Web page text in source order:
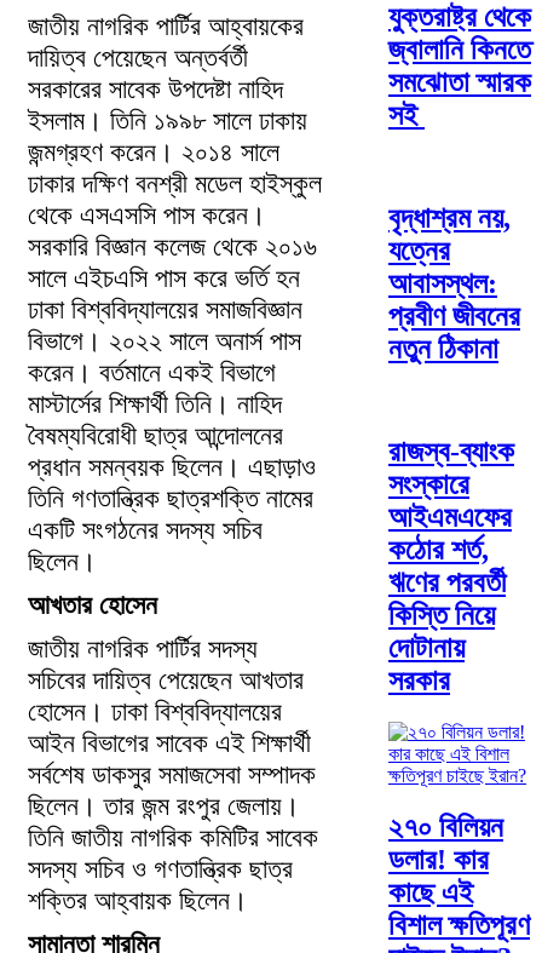
জাতীয় নাগরিক পার্টির আহ্বায়কের
দায়িত্ব পেয়েছেন অন্তর্বর্তী
সরকারের সাবেক উপদেষ্টা নাহিদ
ইসলাম। তিনি ১৯৯৮ সালে ঢাকায়
জন্মগ্রহণ করেন। ২০১৪ সালে
ঢাকার দক্ষিণ বনশ্রী মডেল হাইস্কুল
থেকে এসএসসি পাস করেন।
সরকারি বিজ্ঞান কলেজ থেকে ২০১৬
সালে এইচএসি পাস করে ভর্তি হন
ঢাকা বিশ্ববিদ্যালয়ের সমাজবিজ্ঞান
বিভাগে। ২০২২ সালে অনার্স পাস
করেন। বর্তমানে একই বিভাগে
মাস্টার্সের শিক্ষার্থী তিনি। নাহিদ
বৈষম্যবিরোধী ছাত্র আন্দোলনের
প্রধান সমন্বয়ক ছিলেন। এছাড়াও
তিনি গণতান্ত্রিক ছাত্রশক্তি নামের
একটি সংগঠনের সদস্য সচিব
ছিলেন।
আখতার হোসেন
জাতীয় নাগরিক পার্টির সদস্য
সচিবের দায়িত্ব পেয়েছেন আখতার
হোসেন। ঢাকা বিশ্ববিদ্যালয়ের
আইন বিভাগের সাবেক এই শিক্ষার্থী
সর্বশেষ ডাকসুর সমাজসেবা সম্পাদক
ছিলেন। তার জন্ম রংপুর জেলায়।
তিনি জাতীয় নাগরিক কমিটির সাবেক
সদস্য সচিব ও গণতান্ত্রিক ছাত্র
শক্তির আহ্বায়ক ছিলেন।
সামান্তা শারমিন
যুক্তরাষ্ট্র থেকে
জ্বালানি কিনতে
সমঝোতা স্মারক
সই
বৃদ্ধাশ্রম নয়,
যত্নের
আবাসস্থল:
প্রবীণ জীবনের
নতুন ঠিকানা
রাজস্ব-ব্যাংক
সংস্কারে
আইএমএফের
কঠোর শর্ত,
ঋণের পরবর্তী
কিস্তি নিয়ে
দোটানায়
সরকার
২৭০ বিলিয়ন
ডলার! কার
কাছে এই
বিশাল ক্ষতিপূরণ